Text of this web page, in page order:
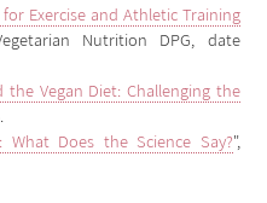
Exercise and Athletic Training
Nutrition DPG, date
the Vegan Diet: Challenging the
What Does the Science Say?",